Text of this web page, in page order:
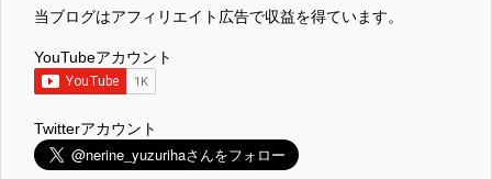
当ブログはアフィリエイト広告で収益を得ています。
YouTubeアカウント
Twitterアカウント